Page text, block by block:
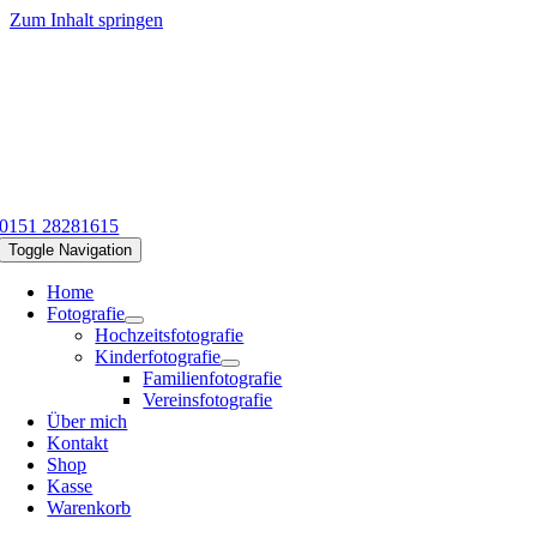
Zum Inhalt springen
0151 28281615
Toggle Navigation
Home
Fotografie
Hochzeitsfotografie
Kinderfotografie
Familienfotografie
Vereinsfotografie
Über mich
Kontakt
Shop
Kasse
Warenkorb